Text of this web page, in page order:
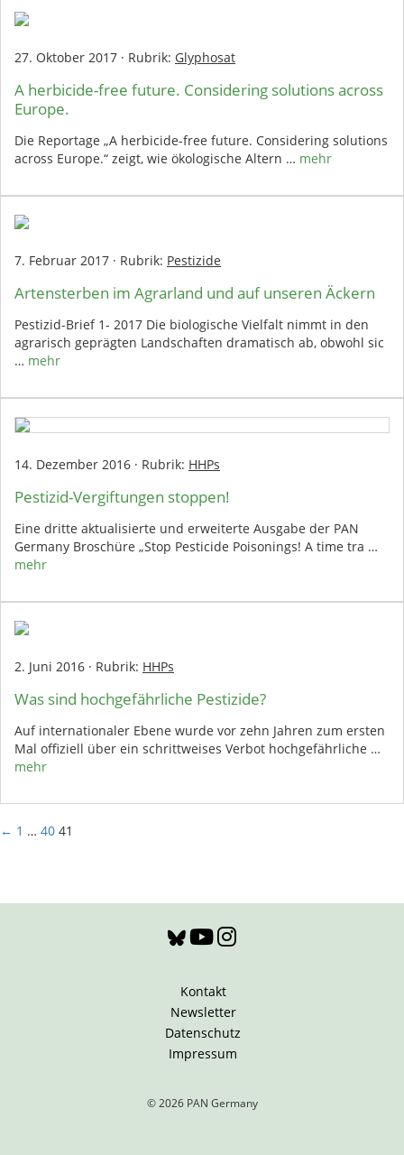
27. Oktober 2017 · Rubrik: Glyphosat
A herbicide-free future. Considering solutions across
Europe.
Die Reportage „A herbicide-free future. Considering solutions
across Europe.“ zeigt, wie ökologische Altern … mehr
7. Februar 2017 · Rubrik: Pestizide
Artensterben im Agrarland und auf unseren Äckern
Pestizid-Brief 1- 2017 Die biologische Vielfalt nimmt in den
agrarisch geprägten Landschaften dramatisch ab, obwohl sic
… mehr
14. Dezember 2016 · Rubrik: HHPs
Pestizid-Vergiftungen stoppen!
Eine dritte aktualisierte und erweiterte Ausgabe der PAN
Germany Broschüre „Stop Pesticide Poisonings! A time tra …
mehr
2. Juni 2016 · Rubrik: HHPs
Was sind hochgefährliche Pestizide?
Auf internationaler Ebene wurde vor zehn Jahren zum ersten
Mal offiziell über ein schrittweises Verbot hochgefährliche …
mehr
← 1 … 40 41
Kontakt
Newsletter
Datenschutz
Impressum
© 2026 PAN Germany